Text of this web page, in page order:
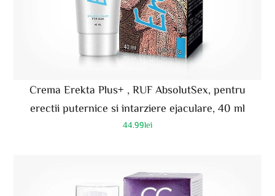
Crema Erekta Plus+ , RUF AbsolutSex, pentru
erectii puternice si intarziere ejaculare, 40 ml
44.99lei